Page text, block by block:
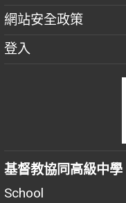
網站安全政策
登入
基督教協同高級中學
School